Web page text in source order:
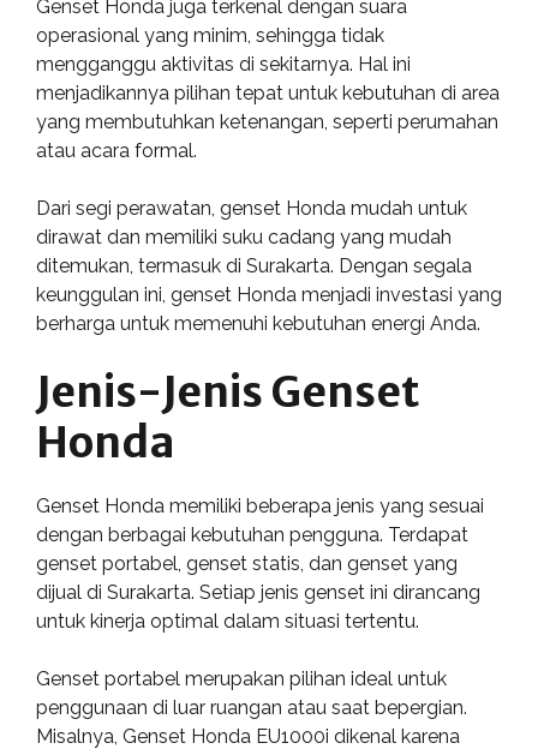
Genset Honda juga terkenal dengan suara
operasional yang minim, sehingga tidak
mengganggu aktivitas di sekitarnya. Hal ini
menjadikannya pilihan tepat untuk kebutuhan di area
yang membutuhkan ketenangan, seperti perumahan
atau acara formal.
Dari segi perawatan, genset Honda mudah untuk
dirawat dan memiliki suku cadang yang mudah
ditemukan, termasuk di Surakarta. Dengan segala
keunggulan ini, genset Honda menjadi investasi yang
berharga untuk memenuhi kebutuhan energi Anda.
Jenis-Jenis Genset
Honda
Genset Honda memiliki beberapa jenis yang sesuai
dengan berbagai kebutuhan pengguna. Terdapat
genset portabel, genset statis, dan genset yang
dijual di Surakarta. Setiap jenis genset ini dirancang
untuk kinerja optimal dalam situasi tertentu.
Genset portabel merupakan pilihan ideal untuk
penggunaan di luar ruangan atau saat bepergian.
Misalnya, Genset Honda EU1000i dikenal karena